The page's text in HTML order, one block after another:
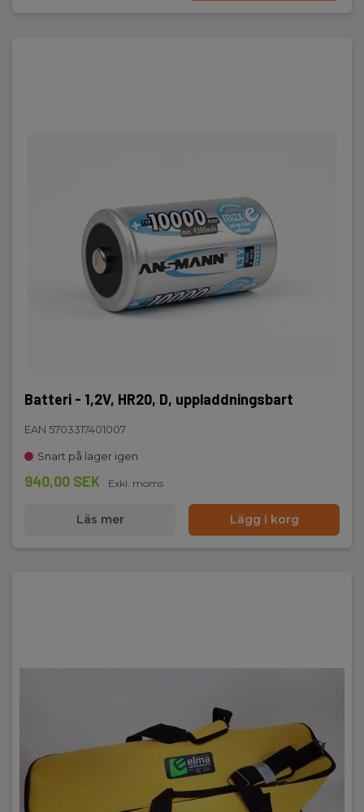
Batteri - 1,2V, HR20, D, uppladdningsbart
EAN 5703317401007
Snart på lager igen
940,00 SEK Exkl. moms
Läs mer Lägg i korg